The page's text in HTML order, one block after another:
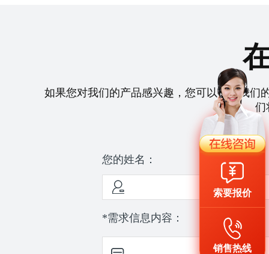
如果您对我们的产品感兴趣，您可以拨打我们
们
您的姓名：
*需求信息内容：
索要报价
销售热线